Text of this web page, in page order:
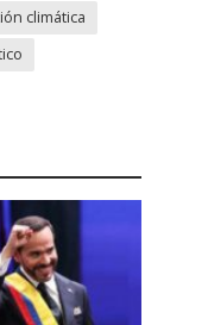
climática